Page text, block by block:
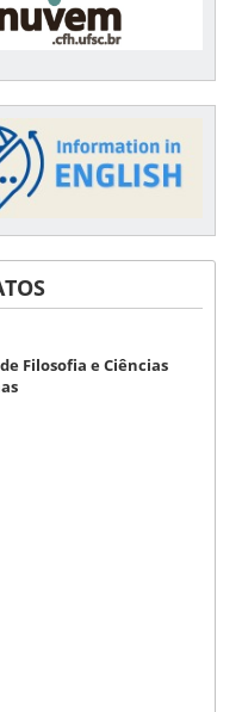
Filosofia e Ciências